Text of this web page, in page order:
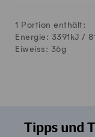
1 Portion enthält:
Energie: 3391kJ /
Eiweiss: 36g
Tipps und